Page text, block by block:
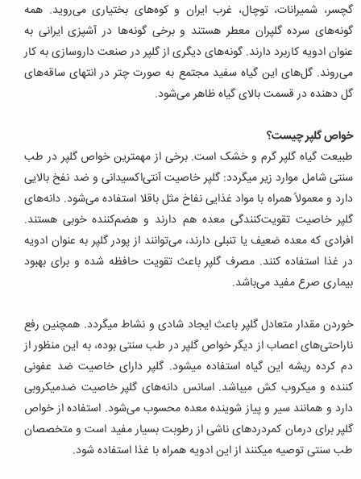
گچسر، شمیرانات، توچال، غرب ایران و کوه‌‌های بختیاری می‌‌روید. همه
گونه‌های سرده گلپران معطر هستند و برخی گونه‌‌ها در آشپزی ایرانی به
عنوان ادویه کاربرد دارند. گونه‌های دیگری از گلپر در صنعت داروسازی به کار
می‌روند. گل‌های این گیاه سفید مجتمع به صورت چتر در انتهای ساقه‌های
گل ‌دهنده در قسمت بالای گیاه ظاهر می‌‌شود.
خواص گلپر چیست؟
طبیعت گیاه گلپر گرم و خشک است. برخی از مهمترین خواص گلپر در طب
سنتی شامل موارد زیر میگردد: گلپر خاصیت آنتی‌اکسیدانی و ضد نفخ بالایی
دارد و معمولاً همراه با مواد غذایی نفاخ مثل باقلا استفاده می‌شود. دانه‌های
گلپر خاصیت تقویت‌کنندگی معده هم دارند و هضم‌کننده خوبی هستند.
افرادی که معده ضعیف یا تنبلی دارند، می‌توانند از پودر گلپر به عنوان ادویه
در غذا استفاده کنند. مصرف گلپر باعث تقویت حافظه شده و برای بهبود
بیماری صرع مفید می‌باشد.
خوردن مقدار متعادل گلپر باعث ایجاد شادی و نشاط میگردد. همچنین رفع
ناراحتی‌های اعصاب از دیگر خواص گلپر در طب سنتی بوده، به این منظور از
دم کرده ریشه این گیاه استفاده میشود. گلپر دارای خاصیت ضد عفونی
کننده و میکروب کش میباشد. اسانس دانه‌های گلپر خاصیت ضدمیکروبی
دارد و همانند سیر و پیاز شوینده معده محسوب می‌شود. استفاده از خواص
گلپر برای درمان کمردردهای ناشی از رطوبت بسیار مفید است و متخصصان
طب سنتی توصیه میکنند از این ادویه همراه با غذا استفاده شود.